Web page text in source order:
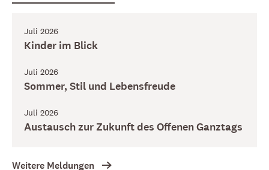
Juli 2026
Kinder im Blick
Juli 2026
Sommer, Stil und Lebensfreude
Juli 2026
Austausch zur Zukunft des Offenen Ganztags
Weitere Meldungen